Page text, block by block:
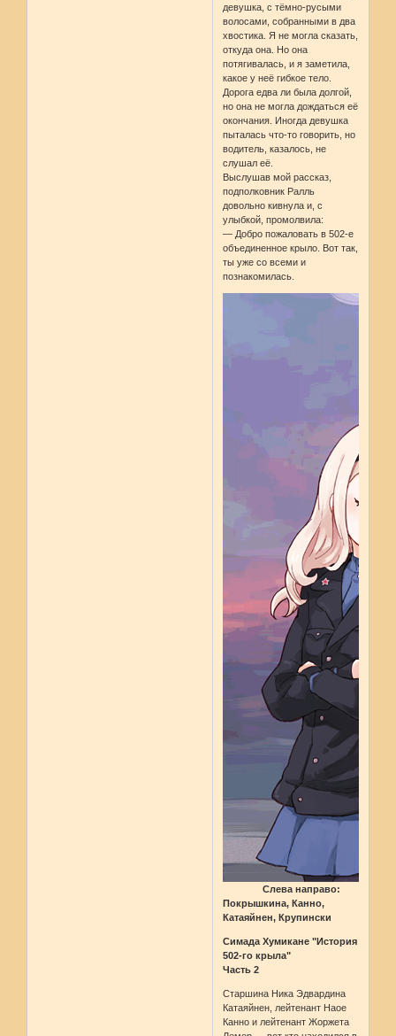
девушка, с тёмно-русыми
волосами, собранными в два
хвостика. Я не могла сказать,
откуда она. Но она
потягивалась, и я заметила,
какое у неё гибкое тело.
Дорога едва ли была долгой,
но она не могла дождаться её
окончания. Иногда девушка
пыталась что-то говорить, но
водитель, казалось, не
слушал её.
Выслушав мой рассказ,
подполковник Ралль
довольно кивнула и, с
улыбкой, промолвила:
— Добро пожаловать в 502-е
объединенное крыло. Вот так,
ты уже со всеми и
познакомилась.
Слева направо:
Покрышкина, Канно,
Катаяйнен, Крупински
Симада Хумикане "История
502-го крыла"
Часть 2
Старшина Ника Эдвардина
Катаяйнен, лейтенант Наое
Канно и лейтенант Жоржета